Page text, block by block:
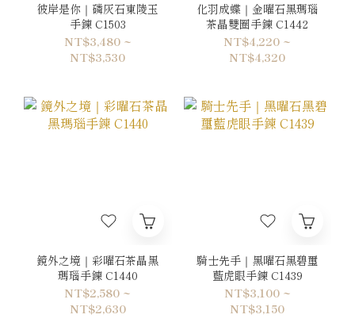
彼岸是你｜磷灰石東陵玉
手鍊 C1503
NT$3,480 ~
NT$3,530
化羽成蝶｜金曜石黑瑪瑙
茶晶雙圈手鍊 C1442
NT$4,220 ~
NT$4,320
鏡外之境｜彩曜石茶晶黑
瑪瑙手鍊 C1440
NT$2,580 ~
NT$2,630
騎士先手｜黑曜石黑碧璽
藍虎眼手鍊 C1439
NT$3,100 ~
NT$3,150